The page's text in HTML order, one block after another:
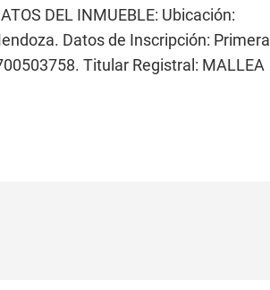
DEL INMUEBLE: Ubicación:
Datos de Inscripción: Primera
Titular Registral: MALLEA